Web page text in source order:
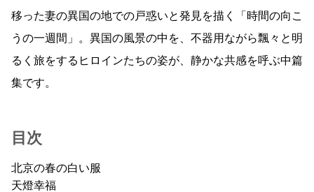
移った妻の異国の地での戸惑いと発見を描く「時間の向こ
うの一週間」。異国の風景の中を、不器用ながら飄々と明
るく旅をするヒロインたちの姿が、静かな共感を呼ぶ中篇
集です。
目次
北京の春の白い服
天燈幸福